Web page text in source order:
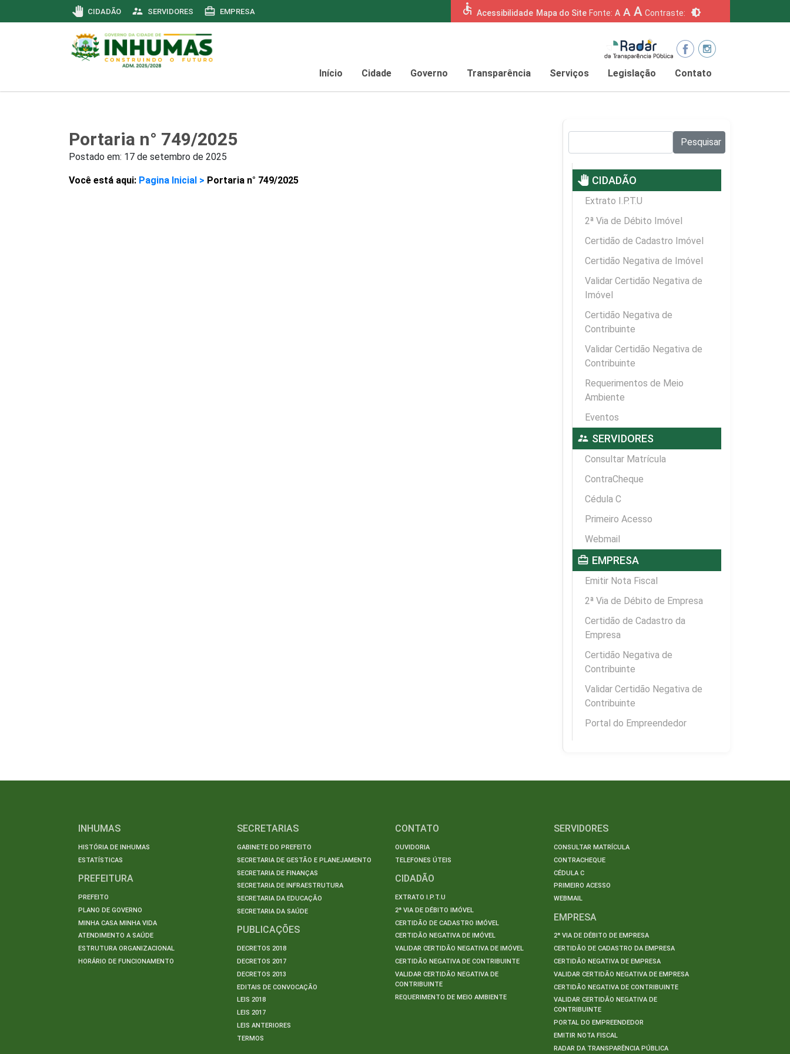
pan_tool CIDADÃO supervisor_account SERVIDORES card_travel EMPRESA accessible Acessibilidade Mapa do Site Fonte: A A A Contraste: brightness_6
Início Cidade Governo Transparência Serviços Legislação Contato
Portaria n° 749/2025
Postado em: 17 de setembro de 2025
Você está aqui: Pagina Inicial > Portaria n° 749/2025
Pesquisar
pan_tool CIDADÃO
Extrato I.P.T.U
2ª Via de Débito Imóvel
Certidão de Cadastro Imóvel
Certidão Negativa de Imóvel
Validar Certidão Negativa de
Imóvel
Certidão Negativa de
Contribuinte
Validar Certidão Negativa de
Contribuinte
Requerimentos de Meio
Ambiente
Eventos
supervisor_account SERVIDORES
Consultar Matrícula
ContraCheque
Cédula C
Primeiro Acesso
Webmail
card_travel EMPRESA
Emitir Nota Fiscal
2ª Via de Débito de Empresa
Certidão de Cadastro da
Empresa
Certidão Negativa de
Contribuinte
Validar Certidão Negativa de
Contribuinte
Portal do Empreendedor
INHUMAS
HISTÓRIA DE INHUMAS
ESTATÍSTICAS
PREFEITURA
PREFEITO
PLANO DE GOVERNO
MINHA CASA MINHA VIDA
ATENDIMENTO A SAÚDE
ESTRUTURA ORGANIZACIONAL
HORÁRIO DE FUNCIONAMENTO
SECRETARIAS
GABINETE DO PREFEITO
SECRETARIA DE GESTÃO E PLANEJAMENTO
SECRETARIA DE FINANÇAS
SECRETARIA DE INFRAESTRUTURA
SECRETARIA DA EDUCAÇÃO
SECRETARIA DA SAÚDE
PUBLICAÇÕES
DECRETOS 2018
DECRETOS 2017
DECRETOS 2013
EDITAIS DE CONVOCAÇÃO
LEIS 2018
LEIS 2017
LEIS ANTERIORES
TERMOS
CONTATO
OUVIDORIA
TELEFONES ÚTEIS
CIDADÃO
EXTRATO I.P.T.U
2ª VIA DE DÉBITO IMÓVEL
CERTIDÃO DE CADASTRO IMÓVEL
CERTIDÃO NEGATIVA DE IMÓVEL
VALIDAR CERTIDÃO NEGATIVA DE IMÓVEL
CERTIDÃO NEGATIVA DE CONTRIBUINTE
VALIDAR CERTIDÃO NEGATIVA DE
CONTRIBUINTE
REQUERIMENTO DE MEIO AMBIENTE
SERVIDORES
CONSULTAR MATRÍCULA
CONTRACHEQUE
CÉDULA C
PRIMEIRO ACESSO
WEBMAIL
EMPRESA
2ª VIA DE DÉBITO DE EMPRESA
CERTIDÃO DE CADASTRO DA EMPRESA
CERTIDÃO NEGATIVA DE EMPRESA
VALIDAR CERTIDÃO NEGATIVA DE EMPRESA
CERTIDÃO NEGATIVA DE CONTRIBUINTE
VALIDAR CERTIDÃO NEGATIVA DE
CONTRIBUINTE
PORTAL DO EMPREENDEDOR
EMITIR NOTA FISCAL
RADAR DA TRANSPARÊNCIA PÚBLICA